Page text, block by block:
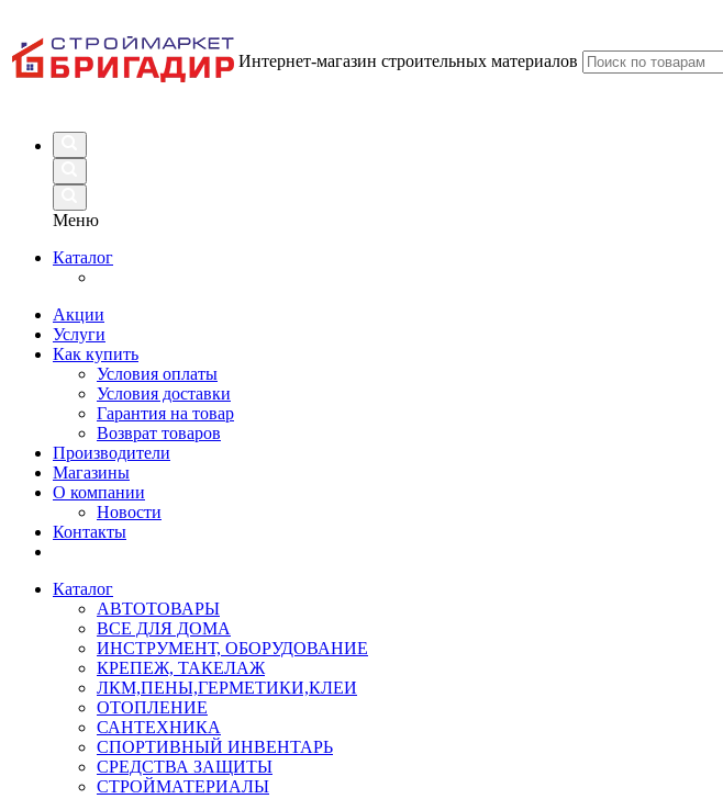
Интернет-магазин строительных материалов
Меню
Каталог
Акции
Услуги
Как купить
Условия оплаты
Условия доставки
Гарантия на товар
Возврат товаров
Производители
Магазины
О компании
Новости
Контакты
Каталог
АВТОТОВАРЫ
ВСЕ ДЛЯ ДОМА
ИНСТРУМЕНТ, ОБОРУДОВАНИЕ
КРЕПЕЖ, ТАКЕЛАЖ
ЛКМ,ПЕНЫ,ГЕРМЕТИКИ,КЛЕИ
ОТОПЛЕНИЕ
САНТЕХНИКА
СПОРТИВНЫЙ ИНВЕНТАРЬ
СРЕДСТВА ЗАЩИТЫ
СТРОЙМАТЕРИАЛЫ